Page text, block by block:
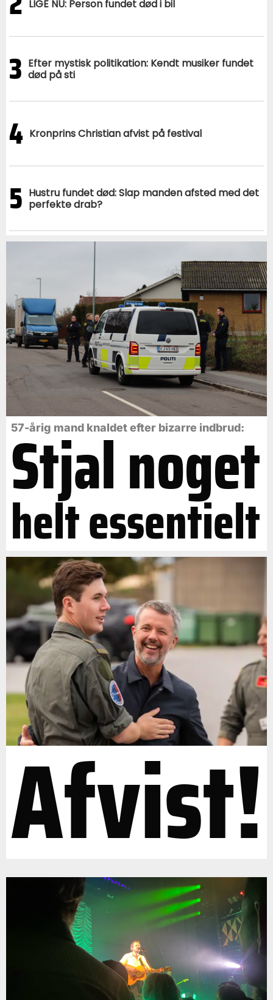
LIGE NU: Person fundet død i bil
3 Efter mystisk politikation: Kendt musiker fundet
død på sti
4 Kronprins Christian afvist på festival
5 Hustru fundet død: Slap manden afsted med det
perfekte drab?
57-årig mand knaldet efter bizarre indbrud:
Stjal noget
helt essentielt
Afvist!